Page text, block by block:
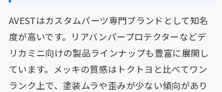
AVESTはカスタムパーツ専門ブランドとして知名
度が高いです。リアバンパープロテクターなどデ
リカミニ向けの製品ラインナップも豊富に展開し
ています。メッキの質感はトクトヨと比べてワン
ランク上で、塗装ムラや歪みが少ない傾向があり